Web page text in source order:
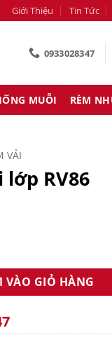
Giới Thiệu Tin Tức
0933028347
MUỖI RÈM
VẢI
RV86
VÀO GIỎ HÀNG